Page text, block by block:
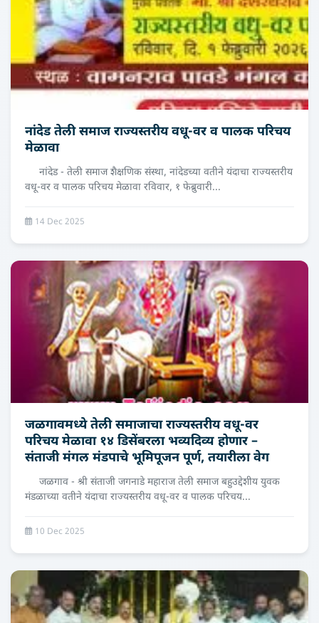
नांदेड तेली समाज राज्यस्तरीय वधू-वर व पालक परिचय
मेळावा
नांदेड - तेली समाज शैक्षणिक संस्था, नांदेडच्या वतीने यंदाचा राज्यस्तरीय
वधू-वर व पालक परिचय मेळावा रविवार, १ फेब्रुवारी...
14 Dec 2025
जळगावमध्ये तेली समाजाचा राज्यस्तरीय वधू-वर
परिचय मेळावा १४ डिसेंबरला भव्यदिव्य होणार –
संताजी मंगल मंडपाचे भूमिपूजन पूर्ण, तयारीला वेग
जळगाव - श्री संताजी जगनाडे महाराज तेली समाज बहुउद्देशीय युवक
मंडळाच्या वतीने यंदाचा राज्यस्तरीय वधू-वर व पालक परिचय...
10 Dec 2025